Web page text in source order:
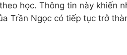
học. Thông tin này khiến
Trần Ngọc có tiếp tục trở